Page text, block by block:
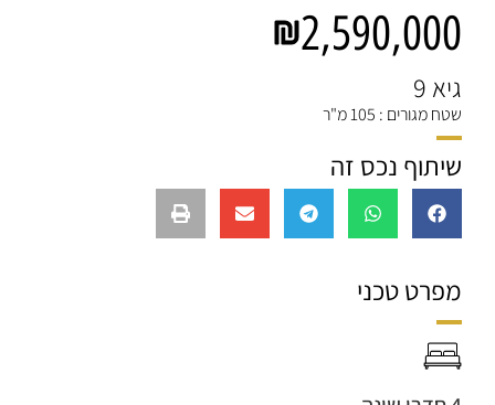
2,590,000
גיא 9
שטח מגורים : 105 מ"ר
שיתוף נכס זה
מפרט טכני